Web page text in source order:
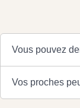
Vous pouvez
Vos proches